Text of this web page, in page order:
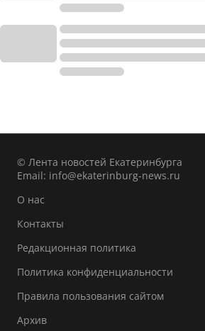
© Лента новостей Екатеринбурга
Email: info@ekaterinburg-news.ru
О нас
Контакты
Редакционная политика
Политика конфиденциальности
Правила пользования сайтом
Архив